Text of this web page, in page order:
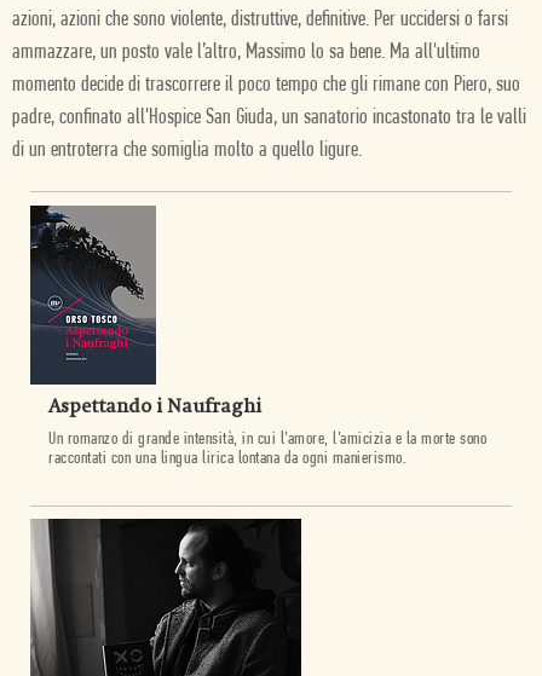
azioni, azioni che sono violente, distruttive, definitive. Per uccidersi o farsi
ammazzare, un posto vale l’altro, Massimo lo sa bene. Ma all'ultimo
momento decide di trascorrere il poco tempo che gli rimane con Piero, suo
padre, confinato all'Hospice San Giuda, un sanatorio incastonato tra le valli
di un entroterra che somiglia molto a quello ligure.
Aspettando i Naufraghi
Un romanzo di grande intensità, in cui l’amore, l’amicizia e la morte sono
raccontati con una lingua lirica lontana da ogni manierismo.